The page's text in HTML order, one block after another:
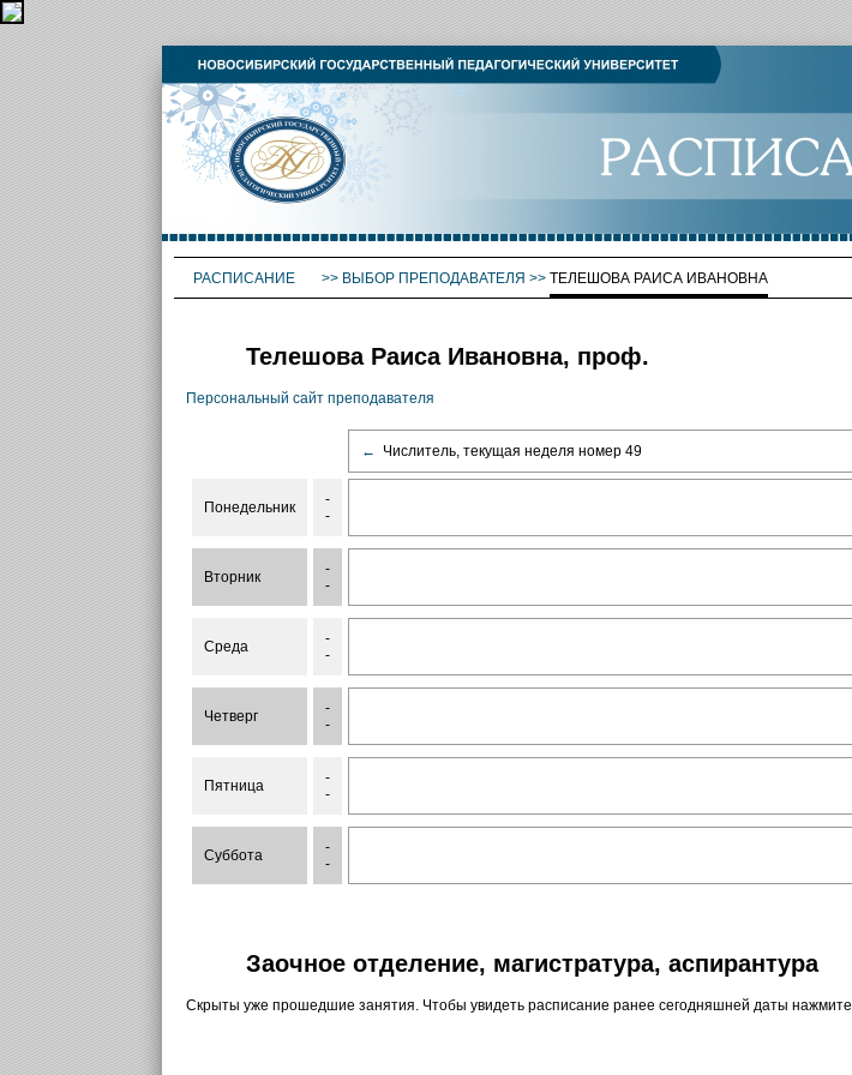
РАСПИСАНИЕ >> ВЫБОР ПРЕПОДАВАТЕЛЯ >> ТЕЛЕШОВА РАИСА ИВАНОВНА
Телешова Раиса Ивановна, проф.
Персональный сайт преподавателя
← Числитель, текущая неделя номер 49
Понедельник
-
-
Вторник
-
-
Среда
-
-
Четверг
-
-
Пятница
-
-
Суббота
-
-
Заочное отделение, магистратура, аспирантура
Скрыты уже прошедшие занятия. Чтобы увидеть расписание ранее сегодняшней даты нажмите